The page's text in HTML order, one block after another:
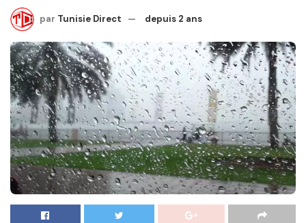
par Tunisie Direct depuis 2 ans